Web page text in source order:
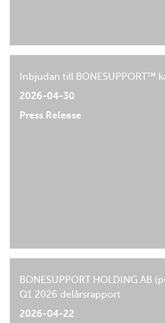
Inbjudan till BONESUPPORT™
2026-04-30
Press Release
BONESUPPORT HOLDING AB
Q1 2026 delårsrapport
2026-04-22